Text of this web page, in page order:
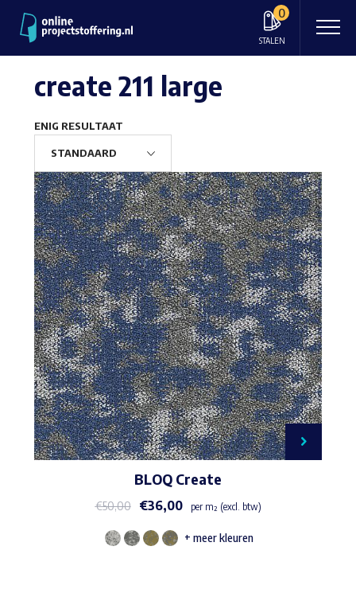
0
STALEN
create 211 large
ENIG RESULTAAT
BLOQ Create
€50,00 €36,00 per m² (excl. btw)
Dit
+ meer kleuren